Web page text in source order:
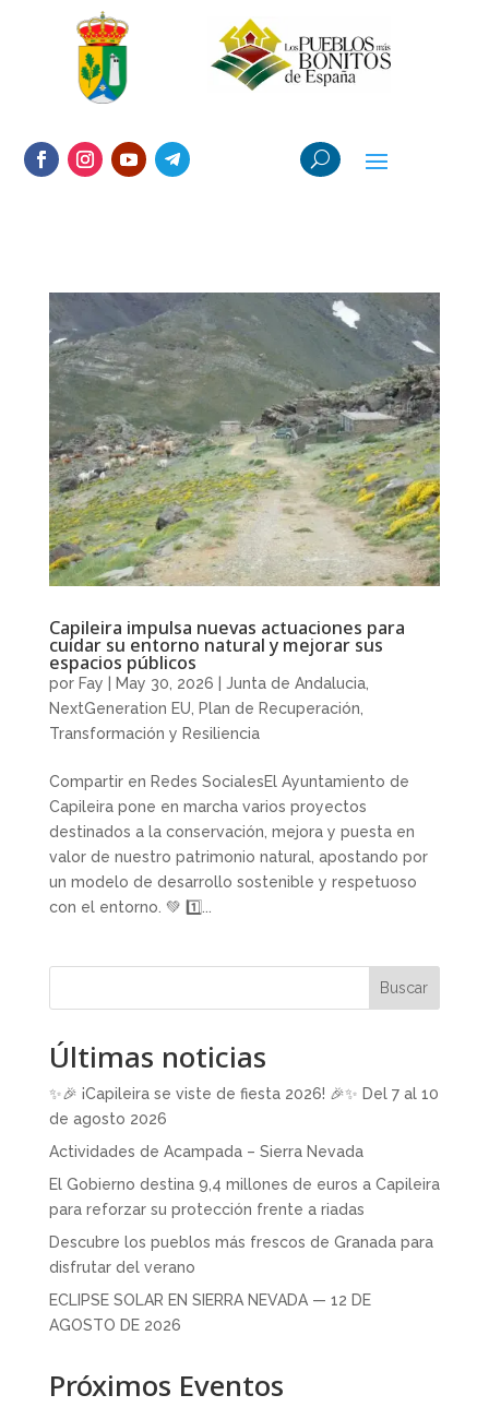
Capileira impulsa nuevas actuaciones para
cuidar su entorno natural y mejorar sus
espacios públicos
por Fay May 30, 2026 Junta de Andalucia,
NextGeneration EU
Plan de Recuperación,
Transformación y Resiliencia
Compartir en Redes SocialesEl Ayuntamiento de
Capileira pone en marcha varios proyectos
destinados a la conservación, mejora y puesta en
valor de nuestro patrimonio natural, apostando por
un modelo de desarrollo sostenible y respetuoso
con el entorno. 💚 1️⃣...
Buscar
Últimas noticias
✨🎉 ¡Capileira se viste de fiesta 2026! 🎉✨ Del 7 al 10
de agosto 2026
Actividades de Acampada – Sierra Nevada
El Gobierno destina 9,4 millones de euros a Capileira
para reforzar su protección frente a riadas
Descubre los pueblos más frescos de Granada para
disfrutar del verano
ECLIPSE SOLAR EN SIERRA NEVADA — 12 DE
AGOSTO DE 2026
Próximos Eventos